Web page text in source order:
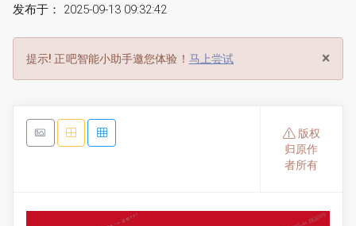
发布于： 2025-09-13 09:32:42
×
提示! 正吧智能小助手邀您体验！ 马上尝试
版权
归原作
者所有